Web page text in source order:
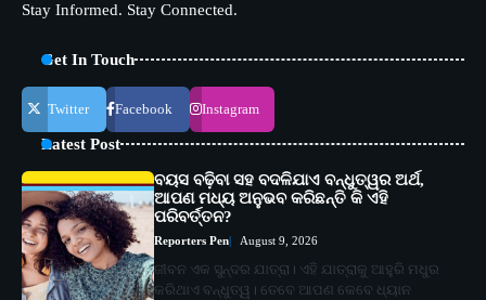
Stay Informed. Stay Connected.
Get In Touch
Twitter Facebook Instagram
Latest Post
ବୟସ ବଢ଼ିବା ସହ ବଦଳିଯାଏ ବନ୍ଧୁତ୍ୱର ଅର୍ଥ,
ଆପଣ ମଧ୍ୟ ଅନୁଭବ କରିଛନ୍ତି କି ଏହି
ପରିବର୍ତ୍ତନ?
Reporters Pen August 9, 2026
ଜୀବନ ଏକ ସୁନ୍ଦର ଯାତ୍ରା। ଏହି ଯାତ୍ରାକୁ ଆହୁରି ମଧୁର
କରିଥାଏ ବନ୍ଧୁତ୍ୱ। ତେବେ ଆପଣ କେବେ ଧ୍ୟାନ